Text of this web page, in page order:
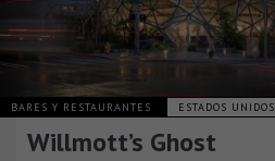
BARES Y RESTAURANTES ESTADOS UNIDOS
Willmott’s Ghost